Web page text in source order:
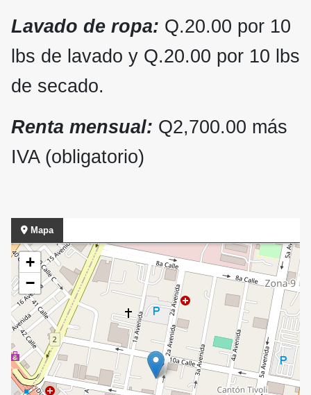
Lavado de ropa: Q.20.00 por 10
lbs de lavado y Q.20.00 por 10 lbs
de secado.
Renta mensual: Q2,700.00 más
IVA (obligatorio)
Mapa
+
−